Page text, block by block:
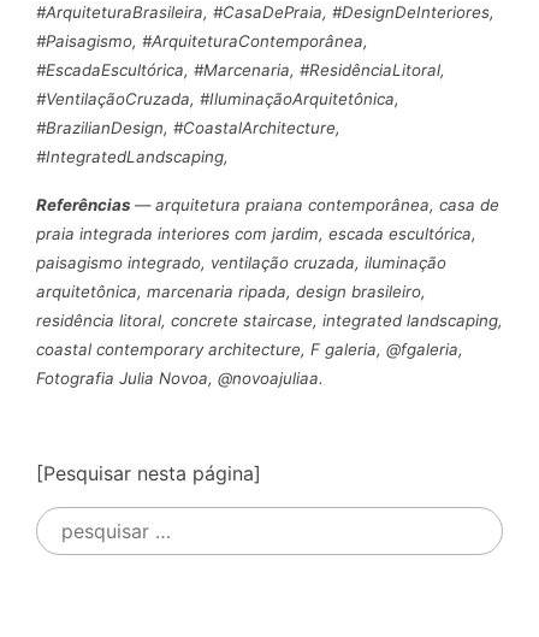
#ArquiteturaBrasileira, #CasaDePraia, #DesignDeInteriores,
#Paisagismo, #ArquiteturaContemporânea,
#EscadaEscultórica, #Marcenaria, #ResidênciaLitoral,
#VentilaçãoCruzada, #IluminaçãoArquitetônica,
#BrazilianDesign, #CoastalArchitecture,
#IntegratedLandscaping,
Referências — arquitetura praiana contemporânea, casa de
praia integrada interiores com jardim, escada escultórica,
paisagismo integrado, ventilação cruzada, iluminação
arquitetônica, marcenaria ripada, design brasileiro,
residência litoral, concrete staircase, integrated landscaping,
coastal contemporary architecture, F galeria, @fgaleria,
Fotografia Julia Novoa, @novoajuliaa.
[Pesquisar nesta página]
Pesquisar
por: